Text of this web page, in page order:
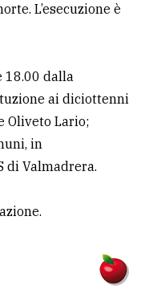
L’esecuzione è
18.00 dalla
ai diciottenni
Oliveto Lario;
in
di Valmadrera.